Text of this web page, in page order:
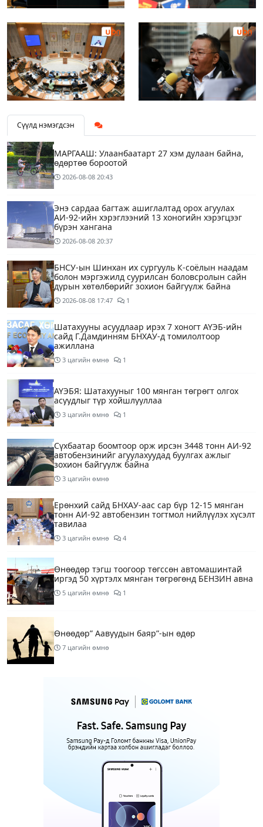
Сүүлд нэмэгдсэн
МАРГААШ: Улаанбаатарт 27 хэм дулаан байна,
өдөртөө бороотой
2026-08-08 20:43
Энэ сардаа багтаж ашиглалтад орох агуулах
АИ-92-ийн хэрэглээний 13 хоногийн хэрэгцээг
бүрэн хангана
2026-08-08 20:37
БНСУ-ын Шинхан их сургууль К-соёлын наадам
болон мэргэжилд суурилсан боловсролын сайн
дурын хөтөлбөрийг зохион байгуулж байна
2026-08-08 17:47 1
Шатахууны асуудлаар ирэх 7 хоногт АҮЭБ-ийн
сайд Г.Дамдинням БНХАУ-д томилолтоор
ажиллана
3 цагийн өмнө 1
АҮЭБЯ: Шатахууныг 100 мянган төгрөгт олгох
асуудлыг түр хойшлууллаа
3 цагийн өмнө 1
Сүхбаатар боомтоор орж ирсэн 3448 тонн АИ-92
автобензинийг агуулахуудад буулгах ажлыг
зохион байгуулж байна
3 цагийн өмнө
Ерөнхий сайд БНХАУ-аас сар бүр 12-15 мянган
тонн АИ-92 автобензин тогтмол нийлүүлэх хүсэлт
тавилаа
3 цагийн өмнө 4
Өнөөдөр тэгш тоогоор төгссөн автомашинтай
иргэд 50 хүртэлх мянган төгрөгөнд БЕНЗИН авна
5 цагийн өмнө 1
Өнөөдөр” Аавуудын баяр”-ын өдөр
7 цагийн өмнө
Улаанбаатарт 31 хэм дулаан байна
9 цагийн өмнө
МАРГААШ: Улаанбаатарт 31 хэм дулаан байна
18 цагийн өмнө
Шатахуун дамлан борлуулсан хоёр зөрчлийг
илрүүлэн шалгаж байна